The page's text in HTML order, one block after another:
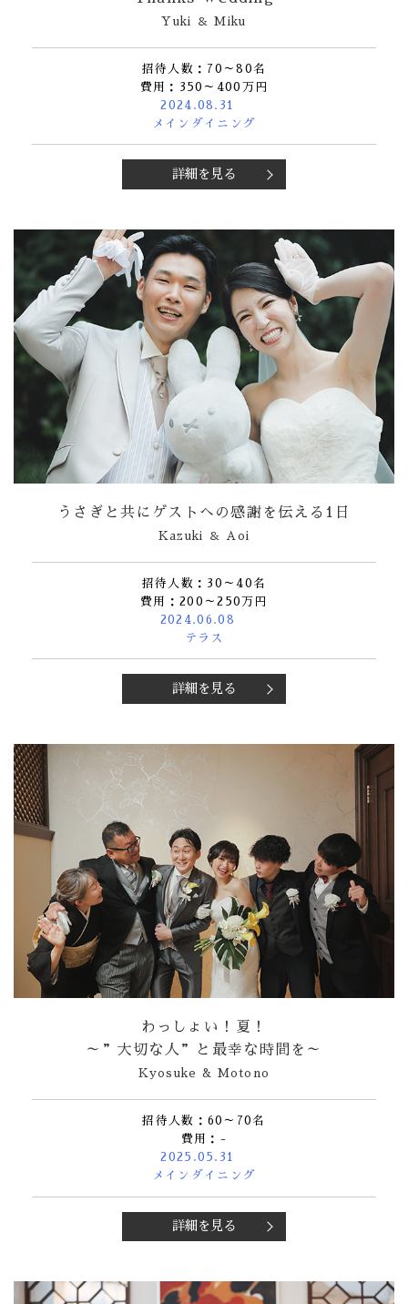
Yuki ＆ Miku
招待人数：70～80名
費用：350～400万円
2024.08.31
メインダイニング
詳細を見る
うさぎと共にゲストへの感謝を伝える1日
Kazuki ＆ Aoi
招待人数：30～40名
費用：200～250万円
2024.06.08
テラス
詳細を見る
わっしょい！夏！
～”大切な人”と最幸な時間を～
Kyosuke & Motono
招待人数：60～70名
費用：-
2025.05.31
メインダイニング
詳細を見る